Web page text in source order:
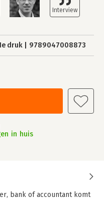
druk 9789047008873
in huis
bank of accountant komt